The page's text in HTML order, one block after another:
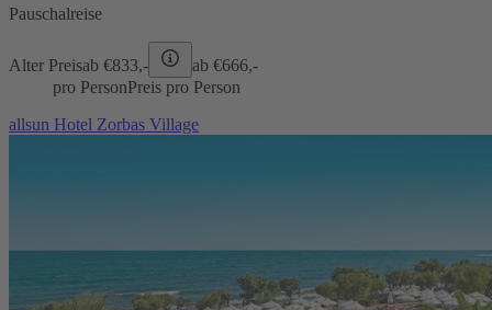
Pauschalreise
Alter Preisab €833,- ab €666,-
pro PersonPreis pro Person
allsun Hotel Zorbas Village